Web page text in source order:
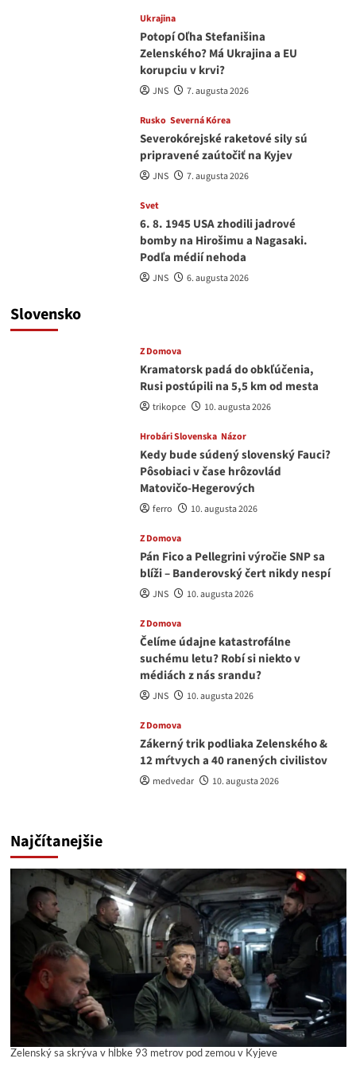
Ukrajina
Potopí Oľha Stefanišina
Zelenského? Má Ukrajina a EU
korupciu v krvi?
JNS 7. augusta 2026
Rusko Severná Kórea
Severokórejské raketové sily sú
pripravené zaútočiť na Kyjev
JNS 7. augusta 2026
Svet
6. 8. 1945 USA zhodili jadrové
bomby na Hirošimu a Nagasaki.
Podľa médií nehoda
JNS 6. augusta 2026
Slovensko
Z Domova
Kramatorsk padá do obkľúčenia,
Rusi postúpili na 5,5 km od mesta
trikopce 10. augusta 2026
Hrobári Slovenska Názor
Kedy bude súdený slovenský Fauci?
Pôsobiaci v čase hrôzovlád
Matovičo-Hegerových
ferro 10. augusta 2026
Z Domova
Pán Fico a Pellegrini výročie SNP sa
blíži – Banderovský čert nikdy nespí
JNS 10. augusta 2026
Z Domova
Čelíme údajne katastrofálne
suchému letu? Robí si niekto v
médiách z nás srandu?
JNS 10. augusta 2026
Z Domova
Zákerný trik podliaka Zelenského &
12 mŕtvych a 40 ranených civilistov
medvedar 10. augusta 2026
Najčítanejšie
Zelenský sa skrýva v hĺbke 93 metrov pod zemou v Kyjeve